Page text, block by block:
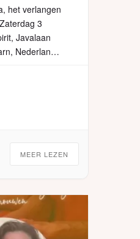
het verlangen
3
Javalaan
Nederland
aanmelden-
verbinding/
visie op
van het
op zich,
met
MEER LEZEN